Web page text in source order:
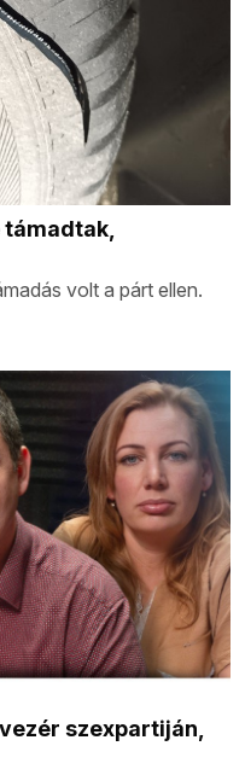
volt a párt ellen.
szexpartiján,